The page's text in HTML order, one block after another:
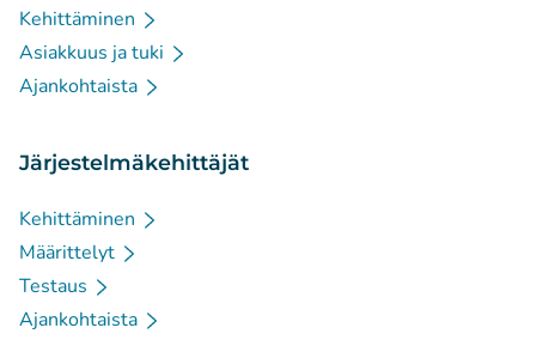
Kehittäminen
Asiakkuus ja tuki
Ajankohtaista
Järjestelmäkehittäjät
Kehittäminen
Määrittelyt
Testaus
Ajankohtaista